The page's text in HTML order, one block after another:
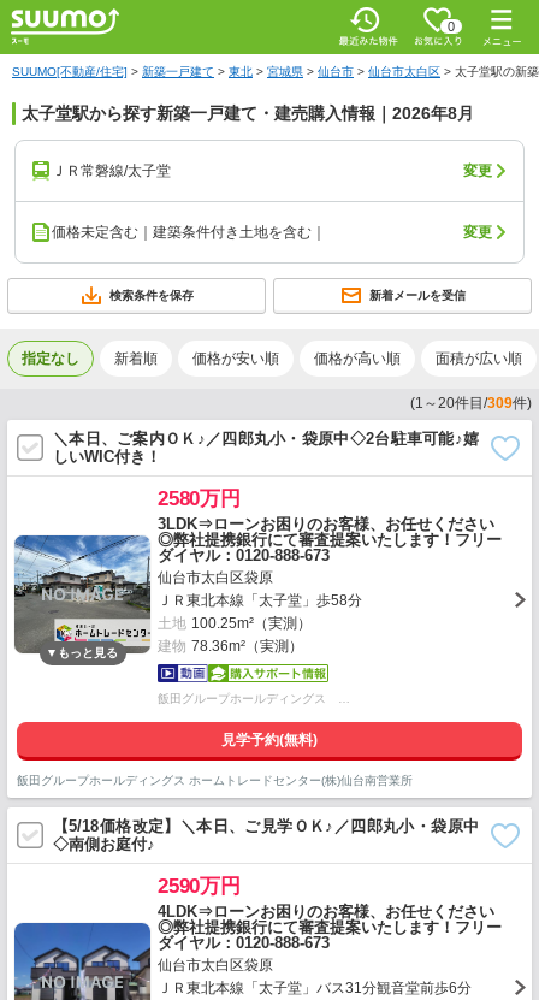
0
SUUMO[不動産/住宅] > 新築一戸建て > 東北 > 宮城県 > 仙台市 > 仙台市太白区 > 太子堂駅の新
太子堂駅から探す新築一戸建て・建売購入情報｜2026年8月
ＪＲ常磐線/太子堂 変更
価格未定含む｜建築条件付き土地を含む｜ 変更
検索条件を保存 新着メールを受信
指定なし 新着順 価格が安い順 価格が高い順 面積が広い順
(1 ～20件目/309件)
＼本日、ご案内ＯＫ♪／四郎丸小・袋原中◇2台駐車可能♪嬉
しいWIC付き！
2580万円
3LDK⇒ローンお困りのお客様、お任せください
◎弊社提携銀行にて審査提案いたします！フリー
ダイヤル：0120-888-673
仙台市太白区袋原
ＪＲ東北本線「太子堂」歩58分
土地 100.25m²（実測）
建物 78.36m²（実測）
飯田グループホールディングス …
見学予約(無料)
飯田グループホールディングス ホームトレードセンター(株)仙台南営業所
【5/18価格改定】＼本日、ご見学ＯＫ♪／四郎丸小・袋原中
◇南側お庭付♪
2590万円
4LDK⇒ローンお困りのお客様、お任せください
◎弊社提携銀行にて審査提案いたします！フリー
ダイヤル：0120-888-673
仙台市太白区袋原
ＪＲ東北本線「太子堂」バス31分観音堂前歩6分